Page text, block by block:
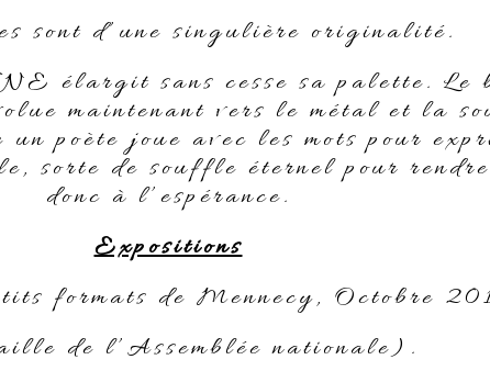
sont d’une singulière originalité.
élargit sans cesse sa palette. Le
maintenant vers le métal et la
poète joue avec les mots pour
sorte de souffle éternel pour rendre
donc à l’espérance.
Expositions
formats de Mennecy, Octobre
de l’Assemblée nationale).